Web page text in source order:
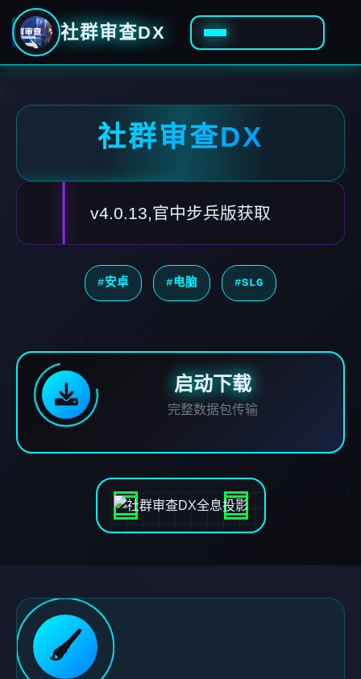
社群审查DX
社群审查DX
v4.0.13,官中步兵版获取
#安卓 #电脑 #SLG
启动下载
完整数据包传输
🖌️